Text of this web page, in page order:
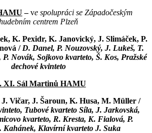
–ve spolupráci se Západočeským
centrem Plzeň
K. Pexidr, K. Janovický, J. Slimáček, P.
/ D. Danel, P. Nouzovský, J. Lukeš, T.
Novák, Sojkovo kvarteto, Š. Kos, Pražské
dechové kvinteto
XI. Sál Martinů HAMU
Vičar, J. Šaroun, K. Husa, M. Müller /
Tubové kvarteto Síla, J. Jarkovská,
kvarteto, R. Kresta, K. Fialová, P.
Kahánek, Klavírní kvarteto J. Suka